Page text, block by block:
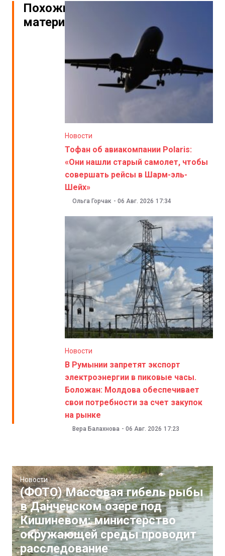
Похожие
материалы
Новости
Тофан об авиакомпании Polaris:
«Они нашли старый самолет, чтобы
совершать рейсы в Шарм-эль-
Шейх»
Ольга Горчак - 06 Авг. 2026 17:34
Новости
В Румынии запретят экспорт
электроэнергии в пиковые часы.
Боложан: Молдова обеспечивает
свои потребности за счет закупок
на рынке
Вера Балахнова - 06 Авг. 2026 17:23
Новости
(ФОТО) Массовая гибель рыбы
в Данченском озере под
Кишиневом: министерство
окружающей среды проводит
расследование